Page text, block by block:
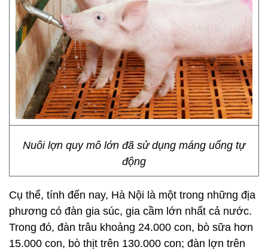
Nuôi lợn quy mô lớn đã sử dụng máng uống tự
động
Cụ thể, tính đến nay, Hà Nội là một trong những địa
phương có đàn gia súc, gia cầm lớn nhất cả nước.
Trong đó, đàn trâu khoảng 24.000 con, bò sữa hơn
15.000 con, bò thịt trên 130.000 con; đàn lợn trên